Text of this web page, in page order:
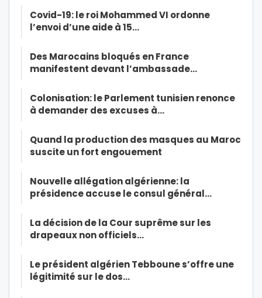
Covid-19: le roi Mohammed VI ordonne
l’envoi d’une aide à 15…
Des Marocains bloqués en France
manifestent devant l’ambassade…
Colonisation: le Parlement tunisien renonce
à demander des excuses à…
Quand la production des masques au Maroc
suscite un fort engouement
Nouvelle allégation algérienne: la
présidence accuse le consul général…
La décision de la Cour suprême sur les
drapeaux non officiels…
Le président algérien Tebboune s’offre une
légitimité sur le dos…